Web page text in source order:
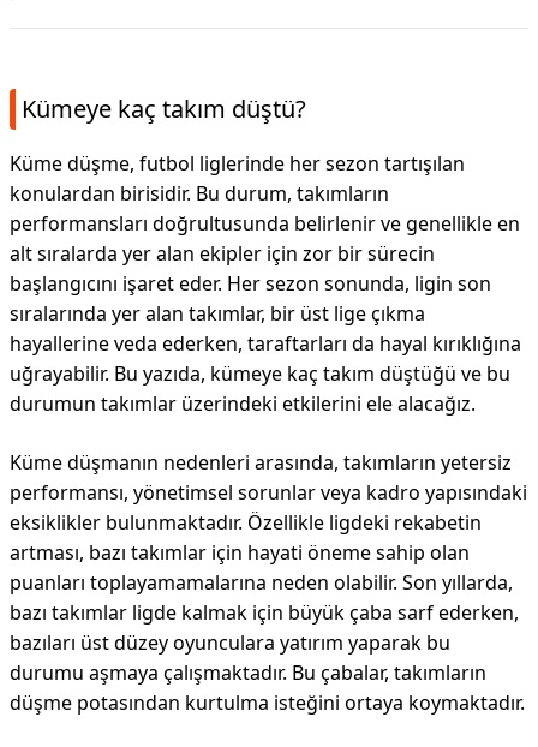
Kümeye kaç takım düştü?
Küme düşme, futbol liglerinde her sezon tartışılan
konulardan birisidir. Bu durum, takımların
performansları doğrultusunda belirlenir ve genellikle en
alt sıralarda yer alan ekipler için zor bir sürecin
başlangıcını işaret eder. Her sezon sonunda, ligin son
sıralarında yer alan takımlar, bir üst lige çıkma
hayallerine veda ederken, taraftarları da hayal kırıklığına
uğrayabilir. Bu yazıda, kümeye kaç takım düştüğü ve bu
durumun takımlar üzerindeki etkilerini ele alacağız.
Küme düşmanın nedenleri arasında, takımların yetersiz
performansı, yönetimsel sorunlar veya kadro yapısındaki
eksiklikler bulunmaktadır. Özellikle ligdeki rekabetin
artması, bazı takımlar için hayati öneme sahip olan
puanları toplayamamalarına neden olabilir. Son yıllarda,
bazı takımlar ligde kalmak için büyük çaba sarf ederken,
bazıları üst düzey oyunculara yatırım yaparak bu
durumu aşmaya çalışmaktadır. Bu çabalar, takımların
düşme potasından kurtulma isteğini ortaya koymaktadır.